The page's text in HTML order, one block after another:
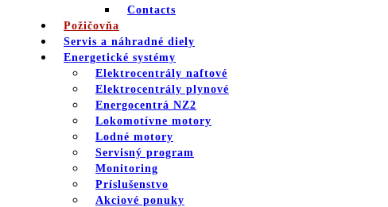
Contacts
Požičovňa
Servis a náhradné diely
Energetické systémy
Elektrocentrály naftové
Elektrocentrály plynové
Energocentrá NZ2
Lokomotívne motory
Lodné motory
Servisný program
Monitoring
Príslušenstvo
Akciové ponuky